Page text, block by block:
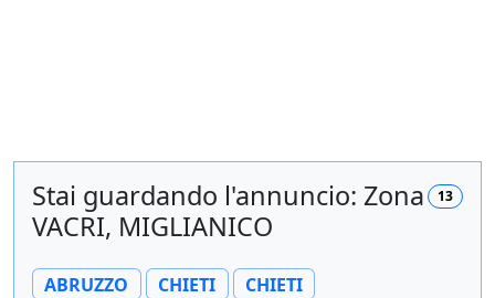
13
Stai guardando l'annuncio: Zona
VACRI, MIGLIANICO
ABRUZZO CHIETI
CHIETI